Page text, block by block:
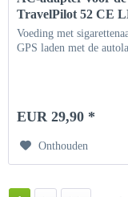
TravelPilot 52 CE
Voeding met
GPS laden met de
EUR 29,90 *
Onthouden